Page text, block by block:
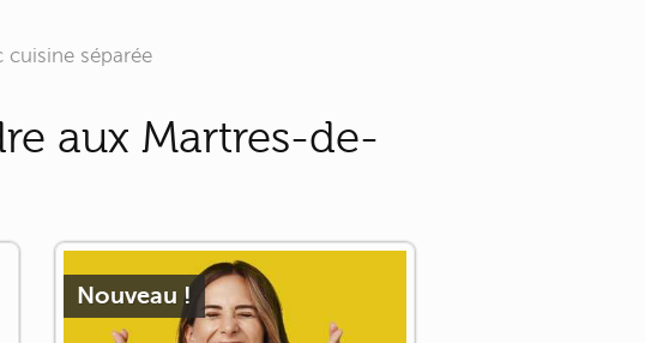
cuisine séparée
aux Martres-de-
Nouveau !